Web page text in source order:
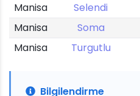
Manisa
Selendi
Manisa
Soma
Manisa
Turgutlu
Bilgilendirme